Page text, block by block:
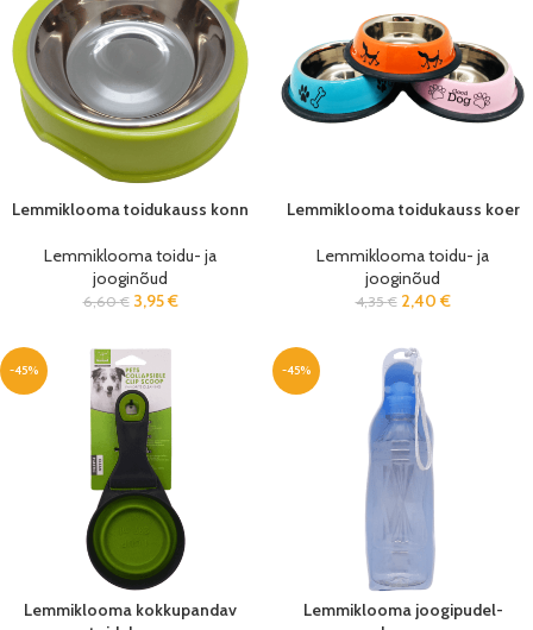
Lemmiklooma toidukauss konn
Lemmiklooma toidu- ja
jooginõud
6,60€ 3,95€
Lemmiklooma toidukauss koer
Lemmiklooma toidu- ja
jooginõud
4,35€ 2,40 €
-45%
Lemmiklooma kokkupandav
-45%
Lemmiklooma joogipudel-